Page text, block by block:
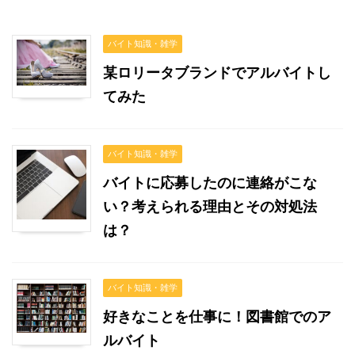
バイト知識・雑学
某ロリータブランドでアルバイトし
てみた
バイト知識・雑学
バイトに応募したのに連絡がこな
い？考えられる理由とその対処法
は？
バイト知識・雑学
好きなことを仕事に！図書館でのア
ルバイト